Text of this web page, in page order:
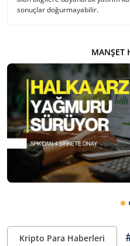
sonuçlar doğurmayabilir.
MANŞET
Kripto Para Haberleri